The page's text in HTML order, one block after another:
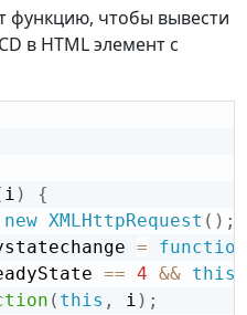
функцию, чтобы вывести
в HTML элемент с
i )
{
new XMLHttpRequest ( ) ;
=
function
== 4 && this
( this , i ) ;